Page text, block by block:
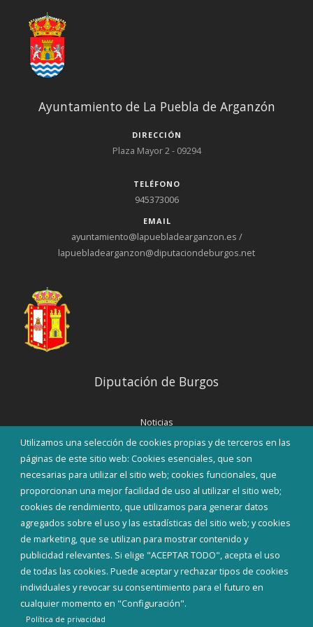
Utilizamos una selección de cookies propias y de terceros en las
páginas de este sitio web: Cookies esenciales, que son
necesarias para utilizar el sitio web; cookies funcionales, que
proporcionan una mejor facilidad de uso al utilizar el sitio web;
cookies de rendimiento, que utilizamos para generar datos
agregados sobre el uso y las estadísticas del sitio web; y cookies
de marketing, que se utilizan para mostrar contenido y
publicidad relevantes. Si elige "ACEPTAR TODO", acepta el uso
de todas las cookies. Puede aceptar y rechazar tipos de cookies
individuales y revocar su consentimiento para el futuro en
cualquier momento en "Configuración".
Política de privacidad
Ayuntamiento de La Puebla de Arganzón
DIRECCIÓN
Plaza Mayor 2 - 09294
TELÉFONO
945373006
EMAIL
ayuntamiento@lapuebladearganzon.es /
lapuebladearganzon@diputaciondeburgos.net
Diputación de Burgos
Noticias
Eventos
Corporación Municipal
Teléfonos de interés
INICIAR SESIÓN
MAPA WEB